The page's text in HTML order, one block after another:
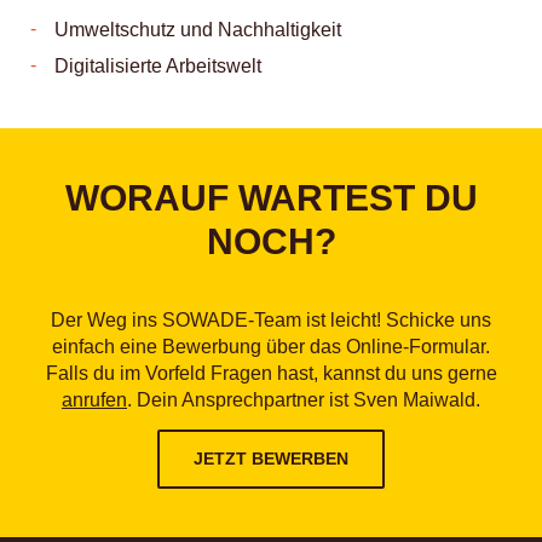
Umweltschutz und Nachhaltigkeit
Digitalisierte Arbeitswelt
WORAUF WARTEST DU
NOCH?
Der Weg ins SOWADE-Team ist leicht! Schicke uns
einfach eine Bewerbung über das Online-Formular.
Falls du im Vorfeld Fragen hast, kannst du uns gerne
anrufen. Dein Ansprechpartner ist Sven Maiwald.
JETZT BEWERBEN